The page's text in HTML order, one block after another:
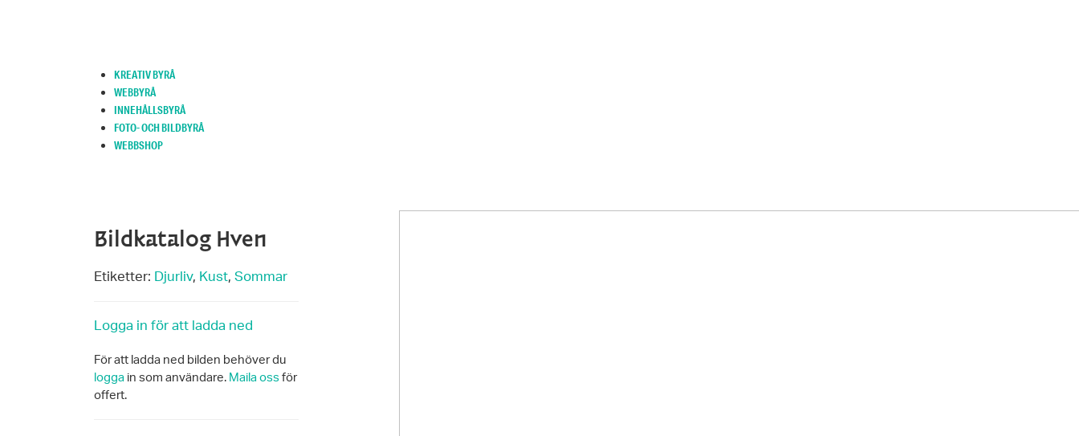
KREATIV BYRÅ
WEBBYRÅ
INNEHÅLLSBYRÅ
FOTO- OCH BILDBYRÅ
WEBBSHOP
Bildkatalog Hven
Etiketter: Djurliv, Kust, Sommar
Logga in för att ladda ned
För att ladda ned bilden behöver du
logga in som användare. Maila oss för
offert.